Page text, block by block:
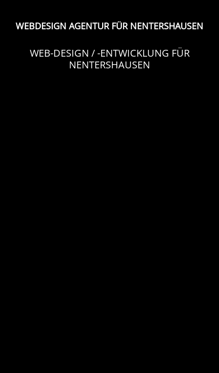
WEBDESIGN AGENTUR FÜR NENTERSHAUSEN
WEB-DESIGN / -ENTWICKLUNG FÜR
NENTERSHAUSEN